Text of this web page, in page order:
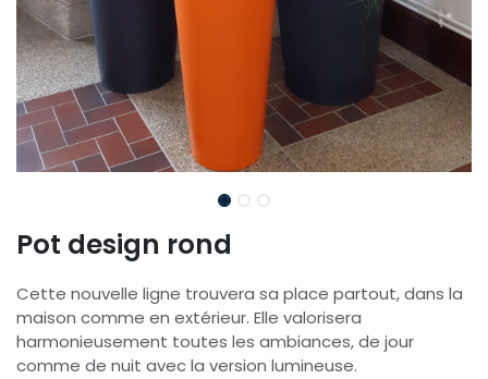
Pot design rond
Cette nouvelle ligne trouvera sa place partout, dans la
maison comme en extérieur. Elle valorisera
harmonieusement toutes les ambiances, de jour
comme de nuit avec la version lumineuse.